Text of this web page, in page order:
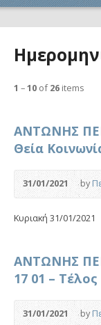
1 –10 of26 items
ΑΝΤΩΝΗΣ
Θεία
31/01/2021 by
Κυριακή 31/01/2021
ΑΝΤΩΝΗΣ
17 01 – Τέλος
31/01/2021 by